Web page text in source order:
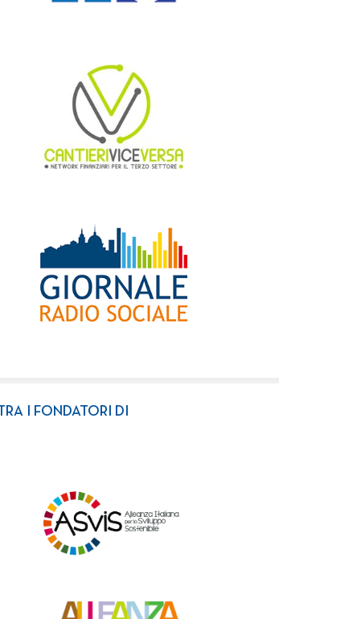
TRA I FONDATORI DI